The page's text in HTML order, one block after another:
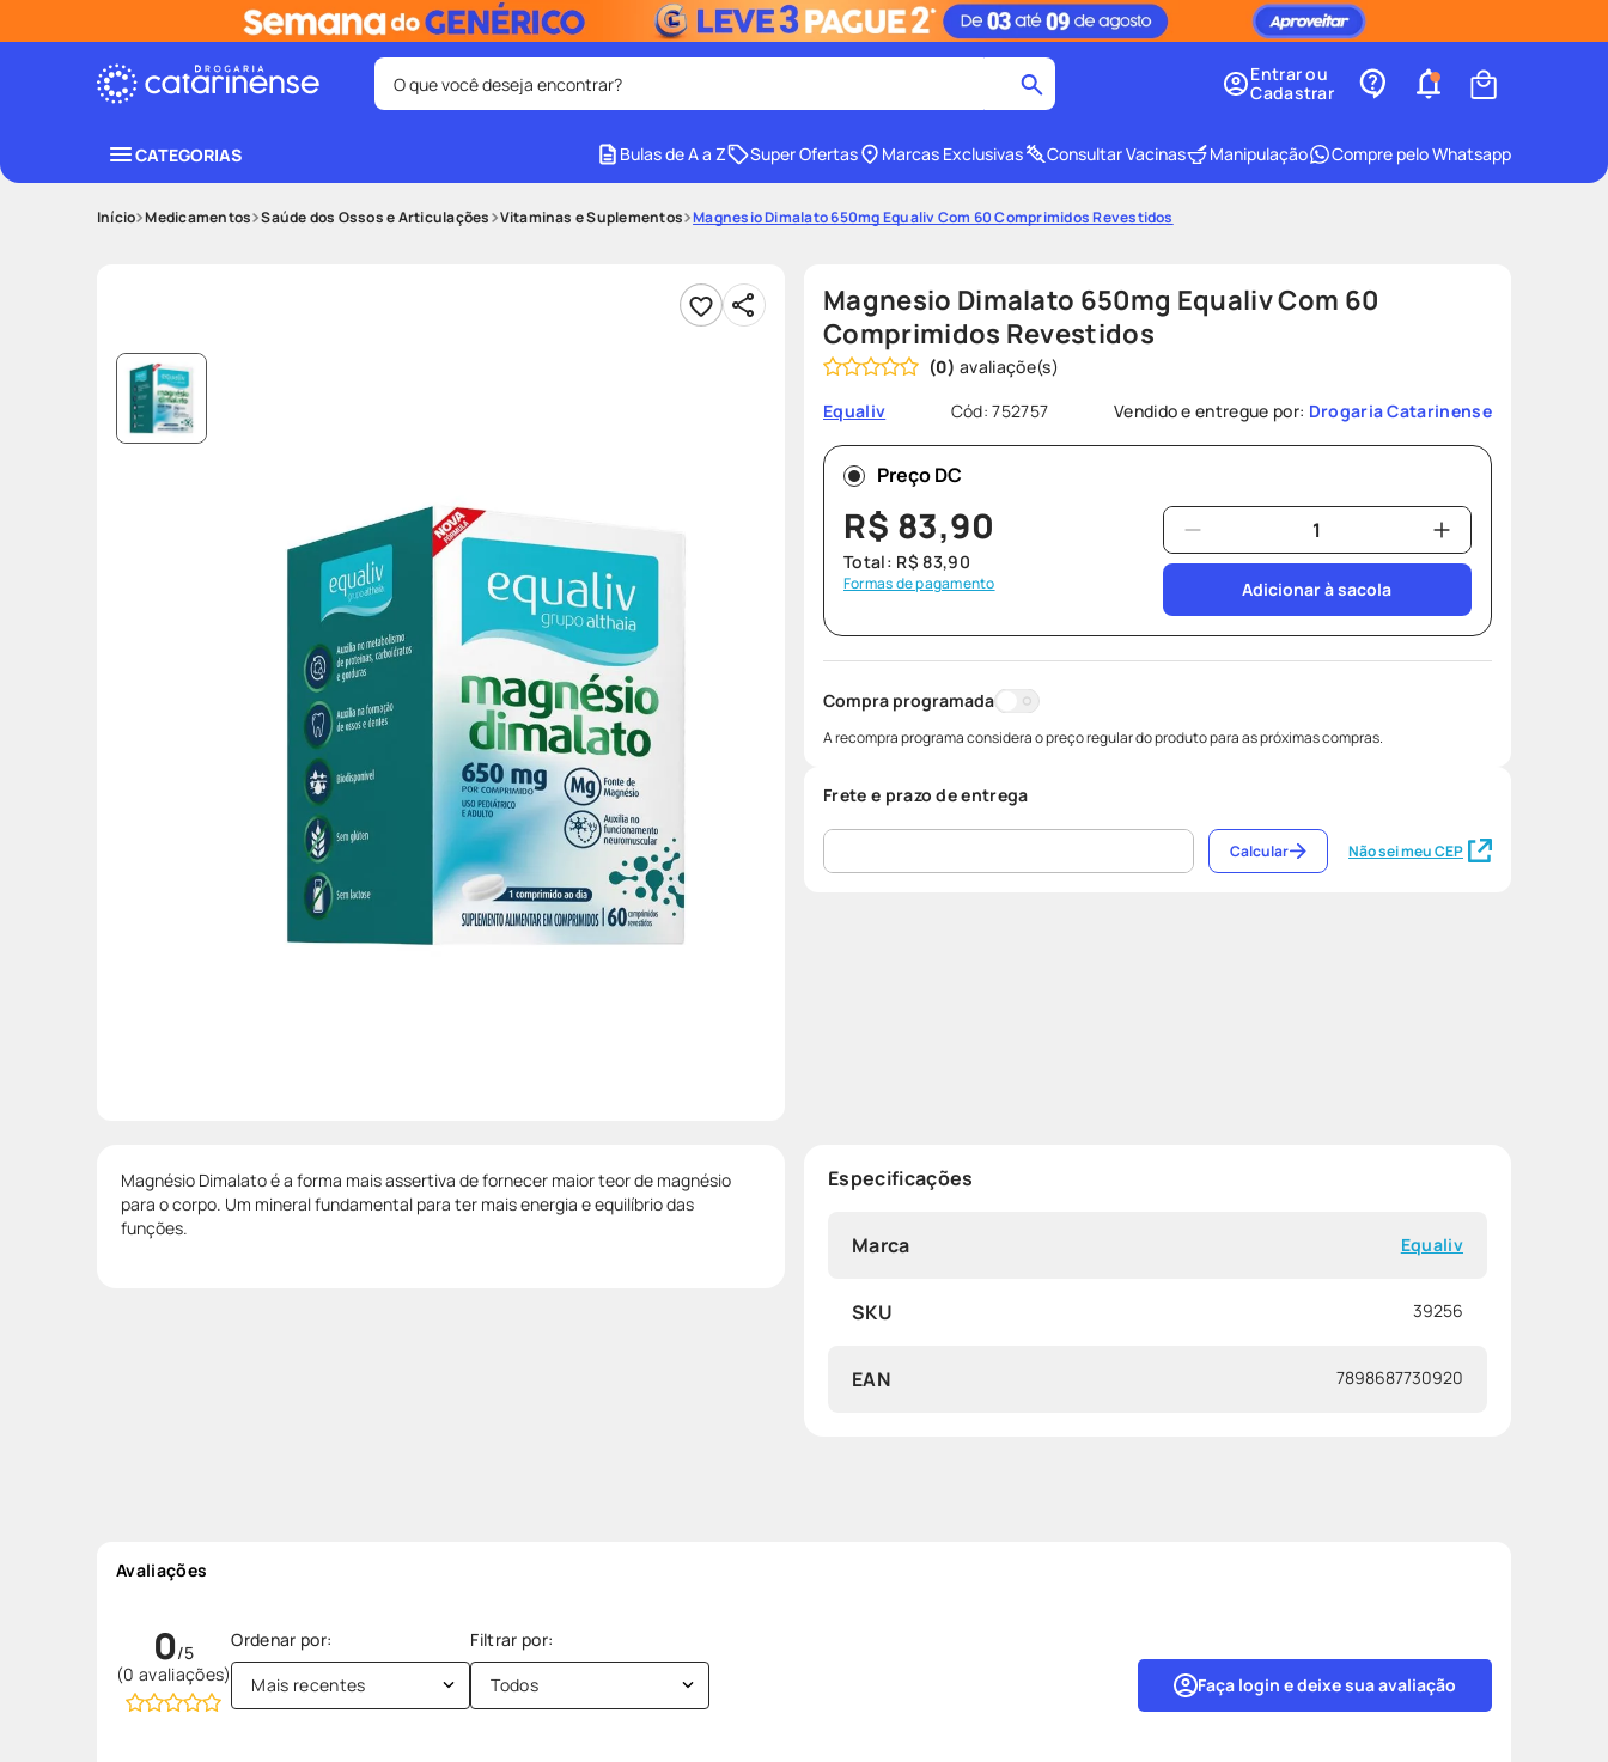
O que você deseja encontrar?
3º fralda 4º protetor solar facial
8º
protetor solar
Entrar ou
Cadastrar
CATEGORIAS Bulas de A a Z Super Ofertas Marcas Exclusivas Consultar Vacinas Manipulação Compre pelo Whatsapp
Medicamentos Saúde dos Ossos e Articulações Vitaminas e Suplementos Magnesio Dimalato 650mg Equaliv Com 60 Comprimidos Revestidos
Magnesio Dimalato 650mg Equaliv Com 60
Comprimidos Revestidos
(0)
Equaliv
Cód:752757 Vendido e entregue por: Drogaria Catarinense
Preço DC
R$ 83,90
Total: R$ 83,90
Formas de pagamento Adicionar à sacola
Compra programada
A recompra programa considera o preço regular do produto para as próximas compras.
Frete e prazo de entrega
Não sei meu CEP
Calcular
Magnésio Dimalato é a forma mais assertiva de fornecer maior teor de magnésio
para o corpo. Um mineral fundamental para ter mais energia e equilíbrio das
funções.
Especificações
Marca Equaliv
SKU 39256
EAN 7898687730920
Avaliações
0
(0 avaliações) Faça login e deixe sua avaliação
Mais recentes Todos